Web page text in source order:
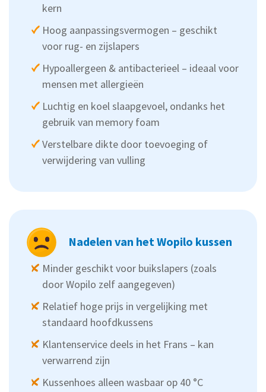
kern
Hoog aanpassingsvermogen – geschikt
voor rug- en zijslapers
Hypoallergeen & antibacterieel – ideaal voor
mensen met allergieën
Luchtig en koel slaapgevoel, ondanks het
gebruik van memory foam
Verstelbare dikte door toevoeging of
verwijdering van vulling
Nadelen van het Wopilo kussen
Minder geschikt voor buikslapers (zoals
door Wopilo zelf aangegeven)
Relatief hoge prijs in vergelijking met
standaard hoofdkussens
Klantenservice deels in het Frans – kan
verwarrend zijn
Kussenhoes alleen wasbaar op 40 °C